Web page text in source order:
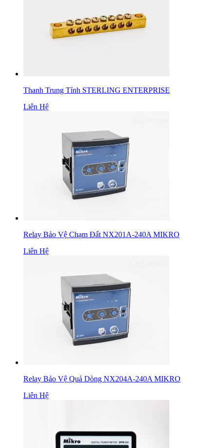
Thanh Trung Tính STERLING ENTERPRISE
Liên Hệ
Relay Bảo Vệ Chạm Đất NX201A-240A MIKRO
Liên Hệ
Relay Bảo Vệ Quá Dòng NX204A-240A MIKRO
Liên Hệ